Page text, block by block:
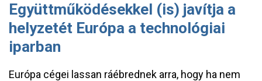
Együttműködésekkel (is) javítja a
helyzetét Európa a technológiai
iparban
Európa cégei lassan ráébrednek arra, hogy ha nem